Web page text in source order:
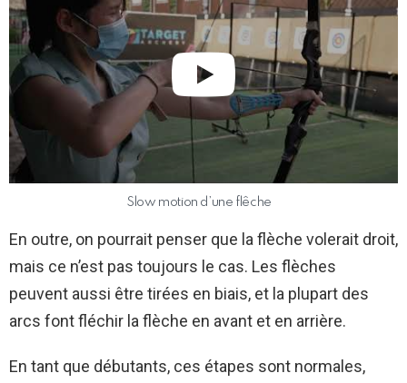
Slow motion d’une flêche
En outre, on pourrait penser que la flèche volerait droit,
mais ce n’est pas toujours le cas. Les flèches
peuvent aussi être tirées en biais, et la plupart des
arcs font fléchir la flèche en avant et en arrière.
En tant que débutants, ces étapes sont normales,